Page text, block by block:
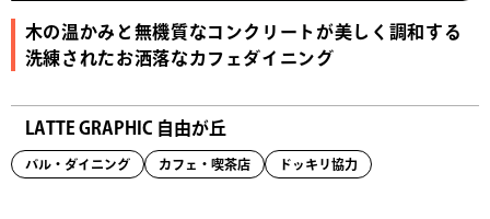
木の温かみと無機質なコンクリートが美しく調和する
洗練されたお洒落なカフェダイニング
LATTE GRAPHIC 自由が丘
バル・ダイニング カフェ・喫茶店 ドッキリ協力